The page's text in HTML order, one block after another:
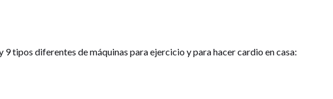
9 tipos diferentes de máquinas para ejercicio y para hacer cardio en casa: